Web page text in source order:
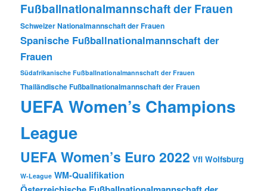
Fußballnationalmannschaft der Frauen
Schweizer Nationalmannschaft der Frauen
Spanische Fußballnationalmannschaft der
Frauen
Südafrikanische Fußballnationalmannschaft der Frauen
Thailändische Fußballnationalmannschaft der Frauen
UEFA Women’s Champions
League
UEFA Women’s Euro 2022 Vfl Wolfsburg
W-League WM-Qualifikation